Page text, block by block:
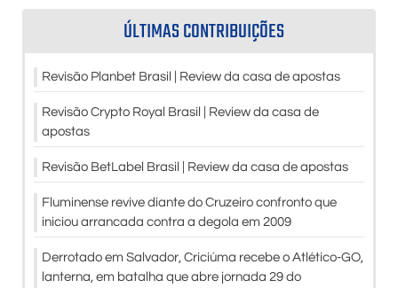
ÚLTIMAS CONTRIBUIÇÕES
Revisão Planbet Brasil | Review da casa de apostas
Revisão Crypto Royal Brasil | Review da casa de
apostas
Revisão BetLabel Brasil | Review da casa de apostas
Fluminense revive diante do Cruzeiro confronto que
iniciou arrancada contra a degola em 2009
Derrotado em Salvador, Criciúma recebe o Atlético-GO,
lanterna, em batalha que abre jornada 29 do